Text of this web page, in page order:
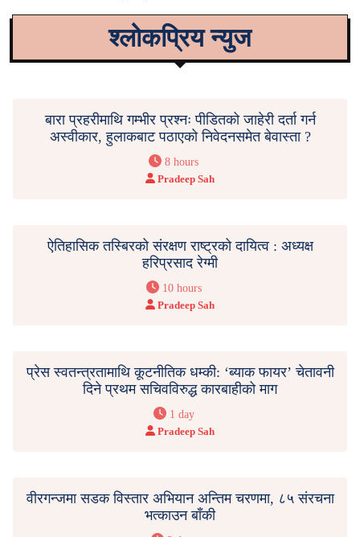
श्लोकप्रिय न्युज
बारा प्रहरीमाथि गम्भीर प्रश्नः पीडितको जाहेरी दर्ता गर्न
अस्वीकार, हुलाकबाट पठाएको निवेदनसमेत बेवास्ता ?
8 hours
Pradeep Sah
ऐतिहासिक तस्बिरको संरक्षण राष्ट्रको दायित्व : अध्यक्ष
हरिप्रसाद रेग्मी
10 hours
Pradeep Sah
प्रेस स्वतन्त्रतामाथि कूटनीतिक धम्की: ‘ब्याक फायर’ चेतावनी
दिने प्रथम सचिवविरुद्ध कारबाहीको माग
1 day
Pradeep Sah
वीरगन्जमा सडक विस्तार अभियान अन्तिम चरणमा, ८५ संरचना
भत्काउन बाँकी